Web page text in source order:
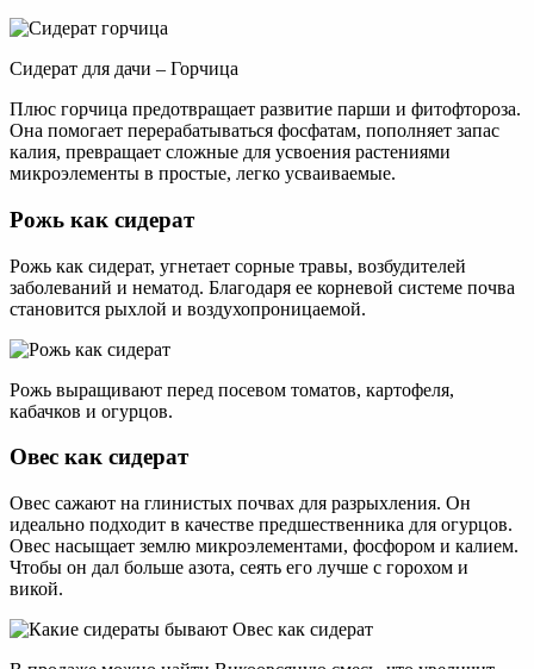
Сидерат для дачи – Горчица
Плюс горчица предотвращает развитие парши и фитофтороза.
Она помогает перерабатываться фосфатам, пополняет запас
калия, превращает сложные для усвоения растениями
микроэлементы в простые, легко усваиваемые.
Рожь как сидерат
Рожь как сидерат, угнетает сорные травы, возбудителей
заболеваний и нематод. Благодаря ее корневой системе почва
становится рыхлой и воздухопроницаемой.
Рожь выращивают перед посевом томатов, картофеля,
кабачков и огурцов.
Овес как сидерат
Овес сажают на глинистых почвах для разрыхления. Он
идеально подходит в качестве предшественника для огурцов.
Овес насыщает землю микроэлементами, фосфором и калием.
Чтобы он дал больше азота, сеять его лучше с горохом и
викой.